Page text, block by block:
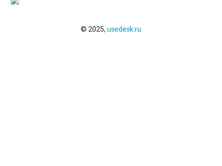
© 2025, usedesk.ru